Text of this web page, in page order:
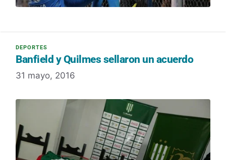
Banfield y Quilmes sellaron un acuerdo
31 mayo, 2016